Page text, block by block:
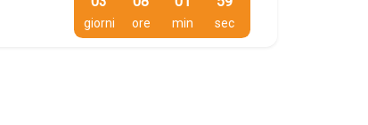
giorni ore min sec